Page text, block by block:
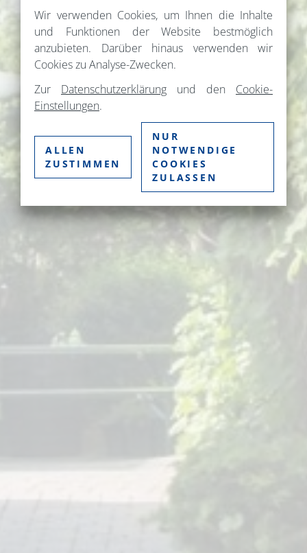
Wir verwenden Cookies, um Ihnen die Inhalte
und Funktionen der Website bestmöglich
anzubieten. Darüber hinaus verwenden wir
Cookies zu Analyse-Zwecken.
Zur Datenschutzerklärung und den Cookie-
Einstellungen.
ALLEN
ZUSTIMMEN
NUR
NOTWENDIGE
COOKIES
ZULASSEN